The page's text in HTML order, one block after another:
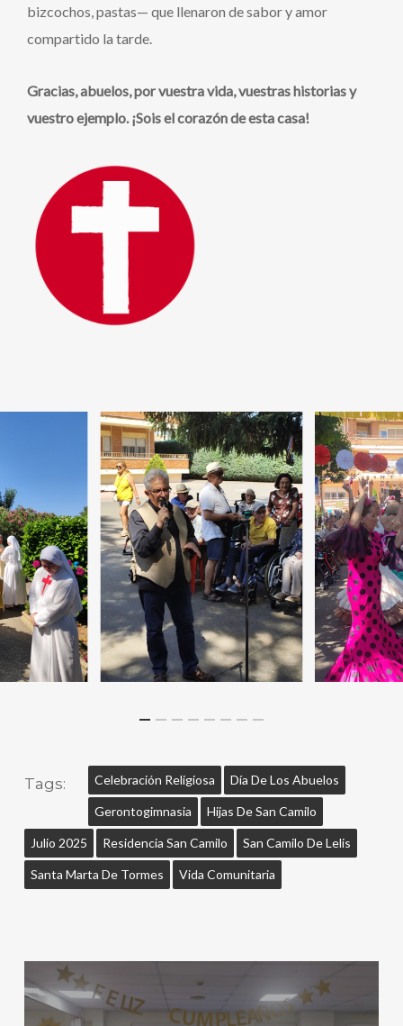
bizcochos, pastas— que llenaron de sabor y amor
compartido la tarde.
Gracias, abuelos, por vuestra vida, vuestras historias y
vuestro ejemplo. ¡Sois el corazón de esta casa!
Tags: Celebración Religiosa Día De Los Abuelos
Gerontogimnasia Hijas De San Camilo
Julio 2025 Residencia San Camilo San Camilo De Lelis
Santa Marta De Tormes Vida Comunitaria